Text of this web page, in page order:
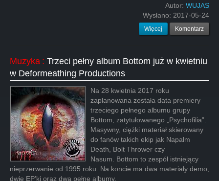
Autor: WUJAS
Wysłano: 2017-05-24
Więcej Komentarz
Muzyka : Trzeci pełny album Bottom już w kwietniu
w Deformeathing Productions
Na 28 kwietnia 2017 roku
zaplanowana została data premiery
trzeciego pełnego albumu grupy
Bottom, zatytułowanego „Psychofilia”.
Masywny, ciężki materiał skierowany
do fanów takich ekip jak Napalm
Death, Bolt Thrower czy
Nasum. Bottom to zespół istniejący
nieprzerwanie od 1995 roku. Na koncie ma dwa materiały demo,
dwie EP’ki oraz dwa pełne albumy.